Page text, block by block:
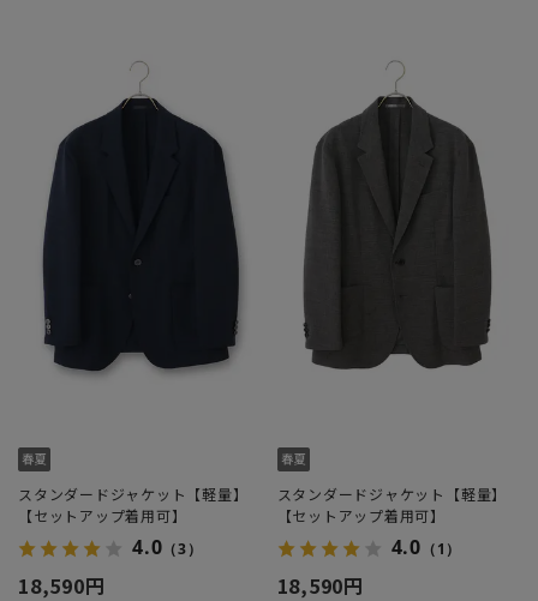
スタンダードジャケット【軽量】
【セットアップ着用可】
4.0 （3）
18,590円
スタンダードジャケット【軽量】
【セットアップ着用可】
4.0 （1）
18,590円